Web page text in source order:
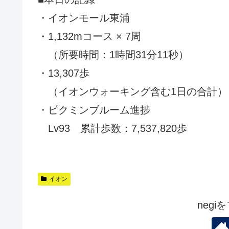
・イオンモール東浦
・1,132mコース × 7周
（所要時間：1時間31分11秒）
・13,307歩
（イオンウォーキング含む1日の合計）
・ピクミンブルーム進捗
Lv93 累計歩数：7,537,820歩
イオン
negi